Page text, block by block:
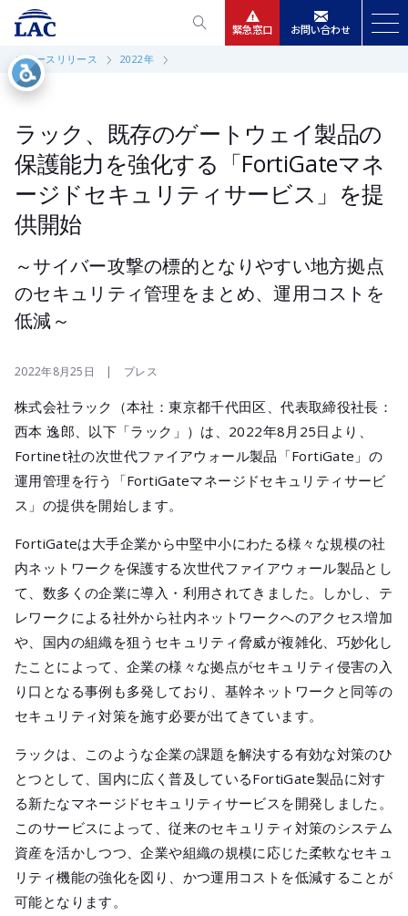
緊急窓口 お問い合わせ
ニュースリリース
会社情報
採用
メールマガ
公式SNS
ニュースリリース 2022年
ラック、既存のゲートウェイ製品の
保護能力を強化する「FortiGateマネ
ージドセキュリティサービス」を提
供開始
～サイバー攻撃の標的となりやすい地方拠点
のセキュリティ管理をまとめ、運用コストを
低減～
2022年8月25日 | プレス
株式会社ラック（本社：東京都千代田区、代表取締役社長：
西本 逸郎、以下「ラック」）は、2022年8月25日より、
Fortinet社の次世代ファイアウォール製品「FortiGate」の
運用管理を行う「FortiGateマネージドセキュリティサービ
ス」の提供を開始します。
FortiGateは大手企業から中堅中小にわたる様々な規模の社
内ネットワークを保護する次世代ファイアウォール製品とし
て、数多くの企業に導入・利用されてきました。しかし、テ
レワークによる社外から社内ネットワークへのアクセス増加
や、国内の組織を狙うセキュリティ脅威が複雑化、巧妙化し
たことによって、企業の様々な拠点がセキュリティ侵害の入
り口となる事例も多発しており、基幹ネットワークと同等の
セキュリティ対策を施す必要が出てきています。
ラックは、このような企業の課題を解決する有効な対策のひ
とつとして、国内に広く普及しているFortiGate製品に対す
る新たなマネージドセキュリティサービスを開発しました。
このサービスによって、従来のセキュリティ対策のシステム
資産を活かしつつ、企業や組織の規模に応じた柔軟なセキュ
リティ機能の強化を図り、かつ運用コストを低減することが
可能となります。